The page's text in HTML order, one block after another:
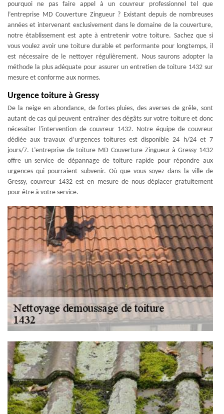
pourquoi ne pas faire appel à un couvreur professionnel tel que
l’entreprise MD Couverture Zingueur ? Existant depuis de nombreuses
années et intervenant exclusivement dans le domaine de la couverture,
notre établissement est apte à entretenir votre toiture. Sachez que si
vous voulez avoir une toiture durable et performante pour longtemps, il
est nécessaire de le nettoyer régulièrement. Nous saurons adopter la
méthode la plus adéquate pour assurer un entretien de toiture 1432 sur
mesure et conforme aux normes.
Urgence toiture à Gressy
De la neige en abondance, de fortes pluies, des averses de grêle, sont
autant de cas qui peuvent entraîner des dégâts sur votre toiture et donc
nécessiter l'intervention de couvreur 1432. Notre équipe de couvreur
dédiée aux travaux d’urgences toitures est disponible 24 h/24 et 7
jours/7. L’entreprise de toiture MD Couverture Zingueur à Gressy 1432
offre un service de dépannage de toiture rapide pour répondre aux
urgences qui pourraient subvenir. Où que vous soyez dans la ville de
Gressy, couvreur 1432 est en mesure de nous déplacer gratuitement
pour être à votre service.